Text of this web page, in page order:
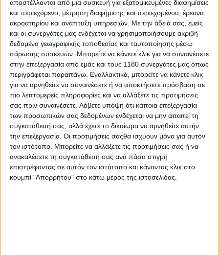
αποστέλλονται από μια συσκευή για εξατομικευμένες διαφημίσεις
και περιεχόμενο, μέτρηση διαφήμισης και περιεχομένου, έρευνα
ακροατηρίου και ανάπτυξη υπηρεσιών. Με την άδειά σας, εμείς
και οι συνεργάτες μας ενδέχεται να χρησιμοποιήσουμε ακριβή
δεδομένα γεωγραφικής τοποθεσίας και ταυτοποίησης μέσω
σάρωσης συσκευών. Μπορείτε να κάνετε κλικ για να συναινέσετε
στην επεξεργασία από εμάς και τους 1180 συνεργάτες μας όπως
περιγράφεται παραπάνω. Εναλλακτικά, μπορείτε να κάνετε κλικ
για να αρνηθείτε να συναινέσετε ή να αποκτήσετε πρόσβαση σε
πιο λεπτομερείς πληροφορίες και να αλλάξετε τις προτιμήσεις
σας πριν συναινέσετε. Λάβετε υπόψη ότι κάποια επεξεργασία
των προσωπικών σας δεδομένων ενδέχεται να μην απαιτεί τη
συγκατάθεσή σας, αλλά έχετε το δικαίωμα να αρνηθείτε αυτήν
την επεξεργασία. Οι προτιμήσεις σαςθα ισχύουν μόνο για αυτόν
τον ιστότοπο. Μπορείτε να αλλάξετε τις προτιμήσεις σας ή να
ανακαλέσετε τη συγκατάθεσή σας ανά πάσα στιγμή
επιστρέφοντας σε αυτόν τον ιστότοπο και κάνοντας κλικ στο
κουμπί "Απορρήτου" στο κάτω μέρος της ιστοσελίδας.
για τη νέα σεζόν," είπε ο Shimoda. "Οδηγούσα καλά και
κάναμε σημαντική πρόοδο με τη μοτοσυκλέτα. Ήξερα
όταν έπεσα ότι κάτι δεν πήγαινε καλά, αλλά ευτυχώς ο
νωτιαίος μυελός είναι εντάξει. Ευχαριστώ τους
γιατρούς μου για την εξαιρετική φροντίδα που έλαβα.
Νιώθω αποφασισμένος να ξεκινήσω την
αποκατάστασή μου και ελπίζω να προχωρήσει όσο το
δυνατόν πιο γρήγορα."